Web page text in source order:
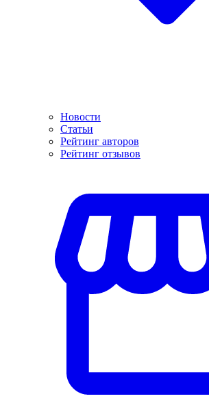
Новости
Статьи
Рейтинг авторов
Рейтинг отзывов